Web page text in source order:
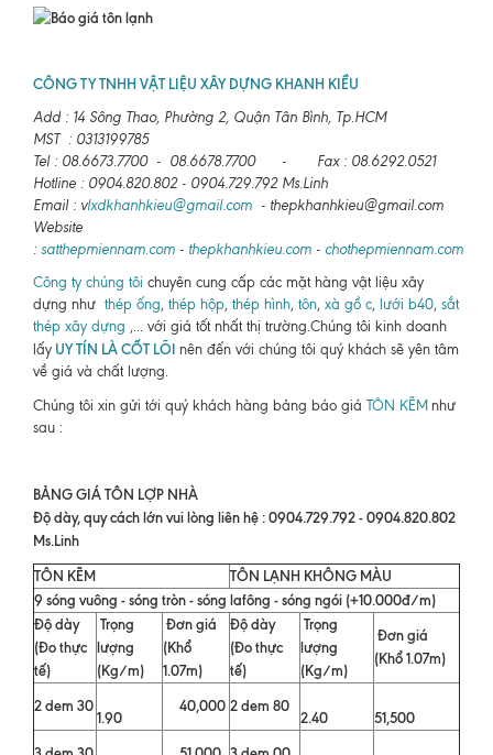
CÔNG TY TNHH VẬT LIỆU XÂY DỰNG KHANH KIỀU
Add : 14 Sông Thao, Phường 2, Quận Tân Bình, Tp.HCM
MST : 0313199785
Tel : 08.6673.7700 - 08.6678.7700 - Fax : 08.6292.0521
Hotline : 0904.820.802 - 0904.729.792 Ms.Linh
Email : vlxdkhanhkieu@gmail.com - thepkhanhkieu@gmail.com
Website
: satthepmiennam.com - thepkhanhkieu.com - chothepmiennam.com
Công ty chúng tôi chuyên cung cấp các mặt hàng vật liệu xây
dựng như thép ống, thép hộp, thép hình, tôn, xà gồ c, lưới b40, sắt
thép xây dựng ,... với giá tốt nhất thị trường.Chúng tôi kinh doanh
lấy UY TÍN LÀ CỐT LÕI nên đến với chúng tôi quý khách sẽ yên tâm
về giá và chất lượng.
Chúng tôi xin gửi tới quý khách hàng bảng báo giá TÔN KẼM như
sau :
BẢNG GIÁ TÔN LỢP NHÀ
Độ dày, quy cách lớn vui lòng liên hệ : 0904.729.792 - 0904.820.802
Ms.Linh
TÔN KẼM
TÔN LẠNH KHÔNG MÀU
9 sóng vuông - sóng tròn - sóng lafông - sóng ngói (+10.000đ/m)
Độ dày
(Đo thực
tế)
Trọng
lượng
(Kg/m)
Đơn giá
(Khổ
1.07m)
Độ dày
(Đo thực
tế)
Trọng
lượng
(Kg/m)
Đơn giá
(Khổ 1.07m)
2 dem 30
1.90
40,000 2 dem 80
2.40
51,500